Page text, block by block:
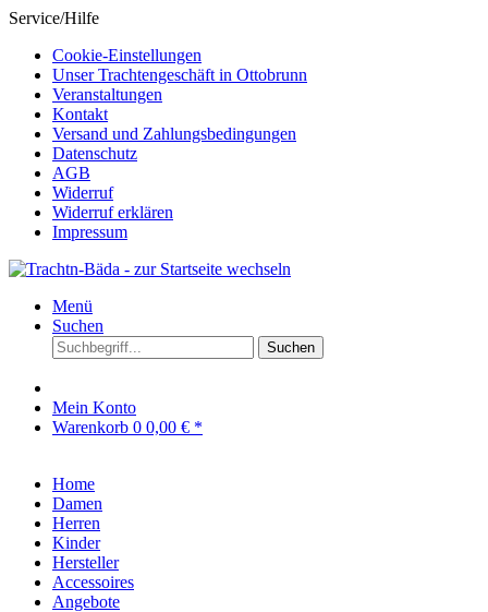
Service/Hilfe
Cookie-Einstellungen
Unser Trachtengeschäft in Ottobrunn
Veranstaltungen
Kontakt
Versand und Zahlungsbedingungen
Datenschutz
AGB
Widerruf
Widerruf erklären
Impressum
Menü
Suchen
Suchen
Mein Konto
Warenkorb 0 0,00 € *
Home
Damen
Herren
Kinder
Hersteller
Accessoires
Angebote